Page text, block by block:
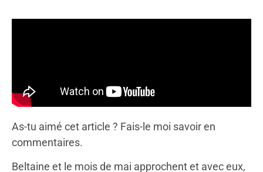
As-tu aimé cet article ? Fais-le moi savoir en
commentaires.
Beltaine et le mois de mai approchent et avec eux,